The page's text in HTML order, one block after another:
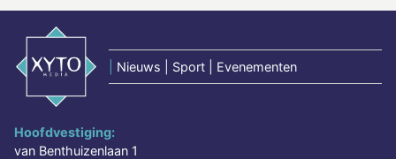
Nieuws | Sport | Evenementen
Hoofdvestiging:
van Benthuizenlaan 1